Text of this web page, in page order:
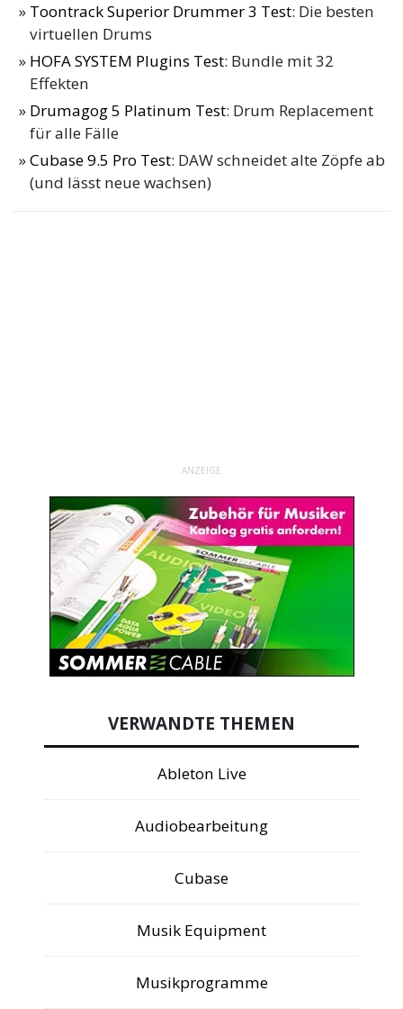
Toontrack Superior Drummer 3 Test: Die besten
virtuellen Drums
HOFA SYSTEM Plugins Test: Bundle mit 32
Effekten
Drumagog 5 Platinum Test: Drum Replacement
für alle Fälle
Cubase 9.5 Pro Test: DAW schneidet alte Zöpfe ab
(und lässt neue wachsen)
ANZEIGE
VERWANDTE THEMEN
Ableton Live
Audiobearbeitung
Cubase
Musik Equipment
Musikprogramme